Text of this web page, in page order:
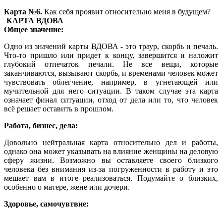
Карта №6. Как себя проявит относительно меня в будущем?
КАРТА ВДОВА
Общее значение:
Одно из значений карты ВДОВА - это траур, скорбь и печаль.
Что-то пришло или придет к концу, завершится и наложит
глубокий отпечаток печали. Не все вещи, которые
заканчиваются, вызывают скорбь, и временами человек может
чувствовать облегчение, например, в угнетающей или
мучительной для него ситуации. В таком случае эта карта
означает финал ситуации, отход от дела или то, что человек
всё решает оставить в прошлом.
Работа, бизнес, дела:
Довольно нейтральная карта относительно дел и работы,
однако она может указывать на влияние женщины на деловую
сферу жизни. Возможно вы оставляете своего близкого
человека без внимания из-за погруженности в работу и это
мешает вам в итоге реализоваться. Подумайте о близких,
особенно о матере, жене или дочери.
Здоровье, самочувтвие: